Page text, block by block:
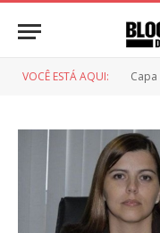
VOCÊ ESTÁ AQUI: Capa